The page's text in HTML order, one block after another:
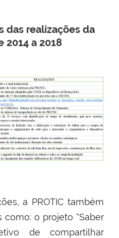
das realizações da
2014 a 2018
a PROTIC também
o projeto “Saber
de compartilhar